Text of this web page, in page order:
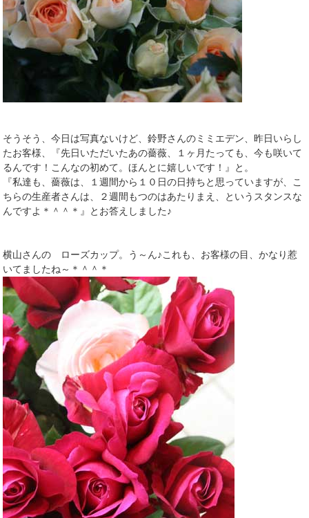
そうそう、今日は写真ないけど、鈴野さんのミミエデン、昨日いらし
たお客様、『先日いただいたあの薔薇、１ヶ月たっても、今も咲いて
るんです！こんなの初めて。ほんとに嬉しいです！』と。
『私達も、薔薇は、１週間から１０日の日持ちと思っていますが、こ
ちらの生産者さんは、２週間もつのはあたりまえ、というスタンスな
んですよ＊＾＾＊』とお答えしました♪
横山さんの ローズカップ。う～ん♪これも、お客様の目、かなり惹
いてましたね～＊＾＾＊